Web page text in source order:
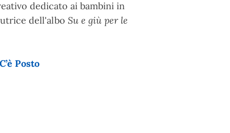
dedicato ai bambini in
dell'albo Su e giù per le
Posto